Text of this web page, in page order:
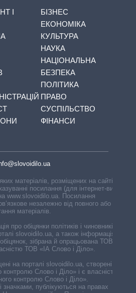
І
БІЗНЕС
ЕКОНОМІКА
КУЛЬТУРА
НАУКА
НАЦІОНАЛЬНА
БЕЗПЕКА
ПОЛІТИКА
ПРАВО
СУСПІЛЬСТВО
ФІНАНСИ
матеріалів, розміщених на сайті,
посилання (для інтернет-видань
www.slovoidilo.ua. Посилання
незалежно від повного або
матеріалів.
про обіцянки політиків і чиновників,
slovoidilo.ua, а також інформація про
зібрана й опрацьована ТОВ «ІА
ТОВ «ІА Слово і Діло».
на порталі slovoidilo.ua, створені ГО
Слово і Діло» і є власністю
контролю Слово і Діло».
значками, публікуються на правах